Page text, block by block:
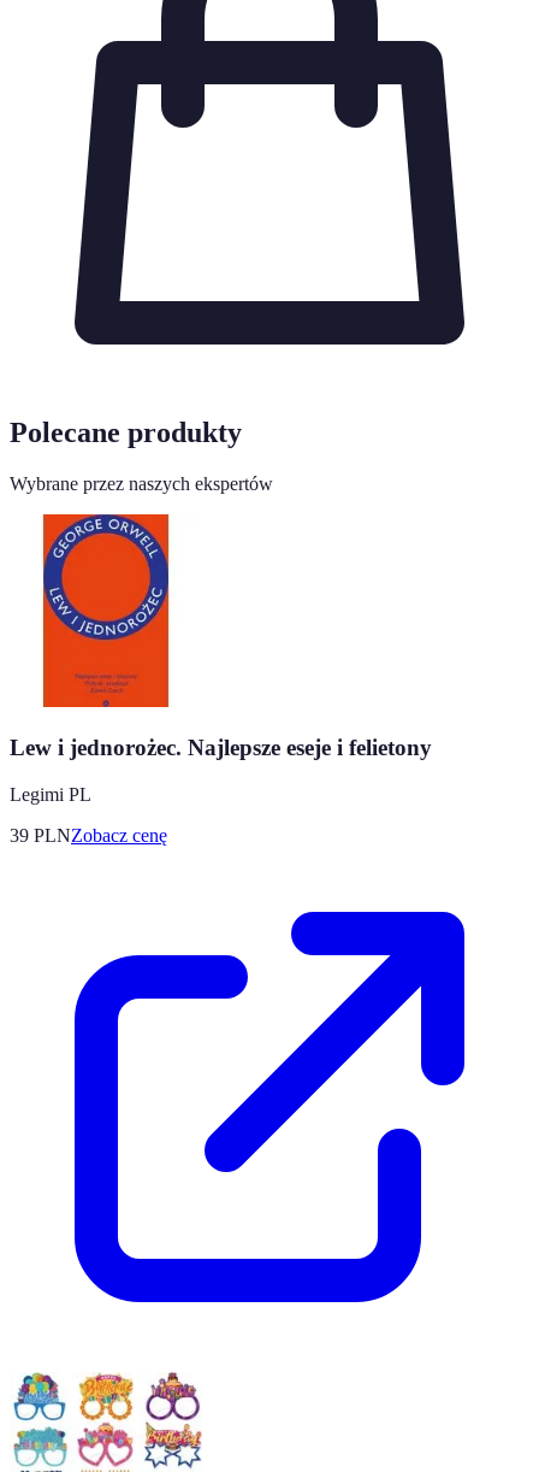
Polecane produkty
Wybrane przez naszych ekspertów
Lew i jednorożec. Najlepsze eseje i felietony
Legimi PL
39 PLNZobacz cenę